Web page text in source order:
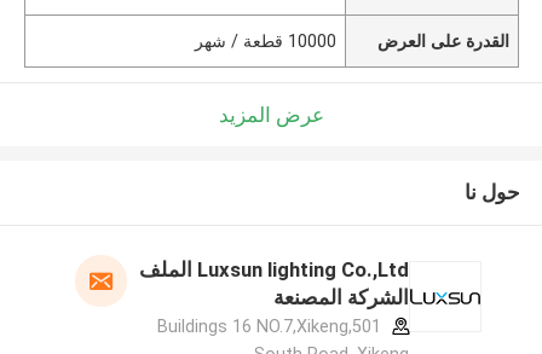
القدرة على العرض 10000 قطعة / شهر
عرض المزيد
حول نا
Luxsun lighting Co.,Ltd الملف
الشركة المصنعة
501,Buildings 16 NO.7,Xikeng